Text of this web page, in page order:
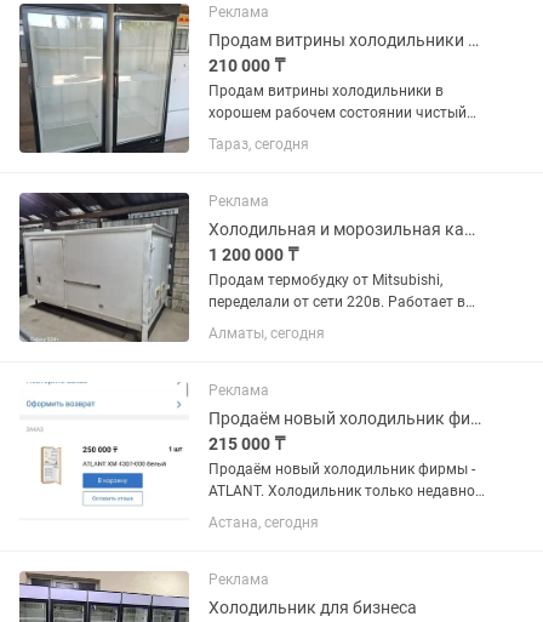
требуется. Чистая, без посторонних...
Реклама
Продам витрины холодильники в хорошем рабочем состоянии чистый
210 000 ₸
Продам витрины холодильники в
хорошем рабочем состоянии чистый
цена за каждый по 250 тысяч
Тараз, сегодня
Реклама
Холодильная и морозильная камера
1 200 000 ₸
Продам термобудку от Mitsubishi,
переделали от сети 220в. Работает в
двух вариантах как плюсовой
холодильник и минусовой
Ауэзовский район, мкр.Достык. Выше
Кар сити....
Алматы, сегодня
Реклама
Продаём новый холодильник фирмы - ATLANT.
215 000 ₸
Продаём новый холодильник фирмы -
ATLANT. Холодильник только недавно
купили. Продаём, в связи с тем что не
подошёл по размеру. Холодильник
установки в кухонный...
Астана, сегодня
Реклама
Холодильник для бизнеса